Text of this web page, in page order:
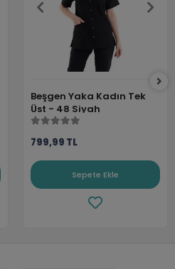
Beşgen Yaka Kadın Tek
Üst - 48 Siyah
799,99 TL
Sepete Ekle